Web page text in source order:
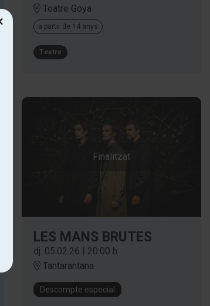
Teatre Goya
a partir de 14 anys
Teatre
Finalitzat
LES MANS BRUTES
dj. 05.02.26 | 20:00 h
Tantarantana
Descompte especial